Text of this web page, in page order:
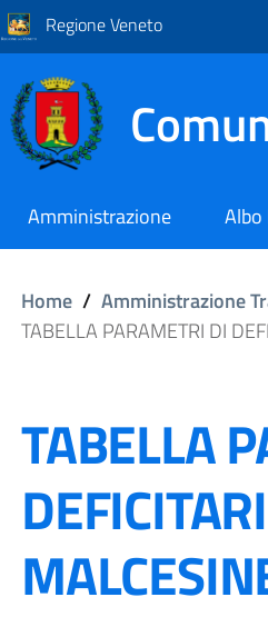
Regione Veneto
Amministrazione
Home / Amministrazione
TABELLA PARAMETRI DI
TABELLA